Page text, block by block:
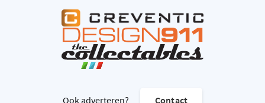
Ook adverteren? Contact